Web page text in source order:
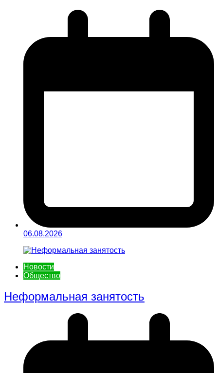
06.08.2026
Новости
Общество
Неформальная занятость